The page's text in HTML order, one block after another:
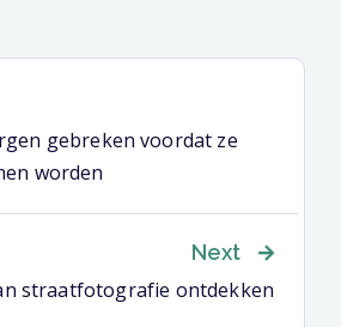
gebreken voordat ze
worden
Next
straatfotografie ontdekken